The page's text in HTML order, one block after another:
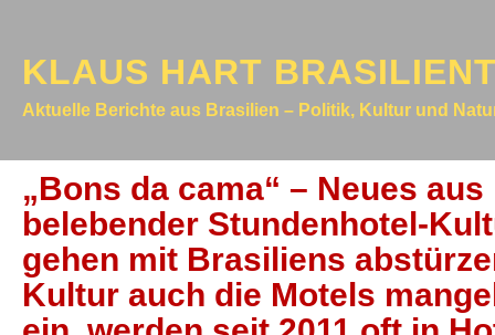
KLAUS HART
Aktuelle Berichte aus Brasilien – Politik, Kultur und
„Bons da cama“ – Neues
belebender Stundenhotel-
gehen mit Brasiliens
Kultur auch die Motels